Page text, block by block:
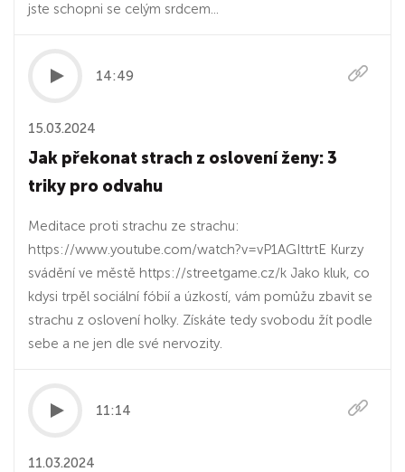
jste schopni se celým srdcem...
14:49
15.03.2024
Jak překonat strach z oslovení ženy: 3
triky pro odvahu
Meditace proti strachu ze strachu:
https://www.youtube.com/watch?v=vP1AGIttrtE Kurzy
svádění ve městě https://streetgame.cz/k Jako kluk, co
kdysi trpěl sociální fóbií a úzkostí, vám pomůžu zbavit se
strachu z oslovení holky. Získáte tedy svobodu žít podle
sebe a ne jen dle své nervozity.
11:14
11.03.2024